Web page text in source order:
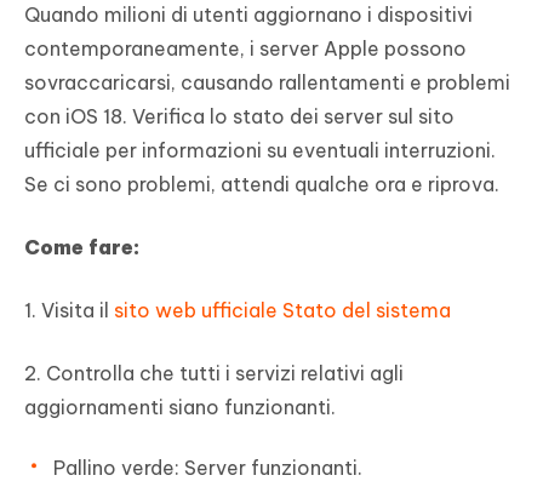
Quando milioni di utenti aggiornano i dispositivi
contemporaneamente, i server Apple possono
sovraccaricarsi, causando rallentamenti e problemi
con iOS 18. Verifica lo stato dei server sul sito
ufficiale per informazioni su eventuali interruzioni.
Se ci sono problemi, attendi qualche ora e riprova.
Come fare:
1. Visita il sito web ufficiale Stato del sistema
2. Controlla che tutti i servizi relativi agli
aggiornamenti siano funzionanti.
Pallino verde: Server funzionanti.